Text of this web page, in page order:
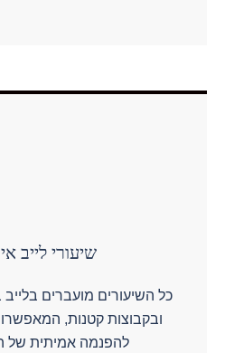
שיעורי לייב
כל השיעורים מועברים
ובקבוצות קטנות,
להפנמה אמיתית של